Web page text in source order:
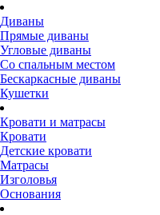
Диваны
Прямые диваны
Угловые диваны
Со спальным местом
Бескаркасные диваны
Кушетки
Кровати и матрасы
Кровати
Детские кровати
Матрасы
Изголовья
Основания